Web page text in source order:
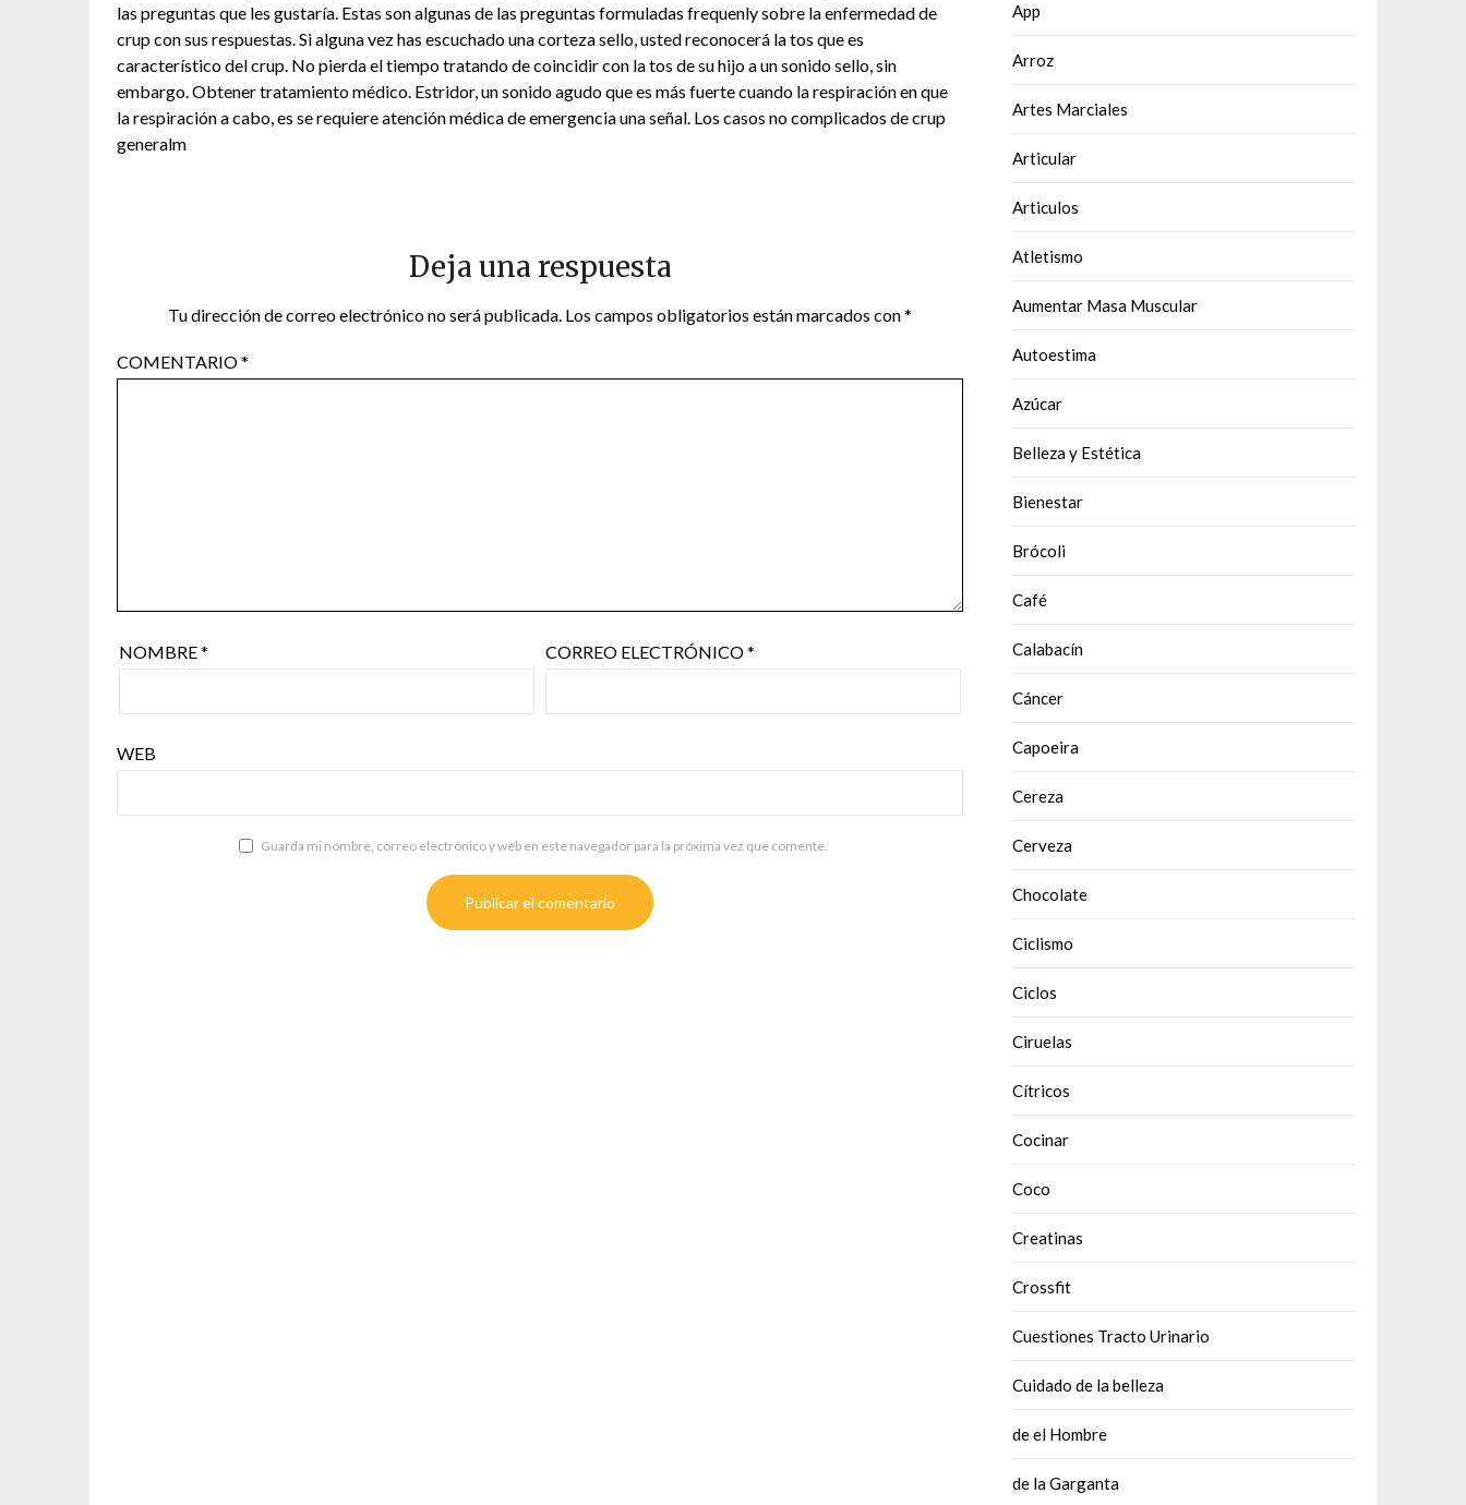
las preguntas que les gustaría. Estas son algunas de las preguntas formuladas frequenly sobre la enfermedad de
crup con sus respuestas. Si alguna vez has escuchado una corteza sello, usted reconocerá la tos que es
característico del crup. No pierda el tiempo tratando de coincidir con la tos de su hijo a un sonido sello, sin
embargo. Obtener tratamiento médico. Estridor, un sonido agudo que es más fuerte cuando la respiración en que
la respiración a cabo, es se requiere atención médica de emergencia una señal. Los casos no complicados de crup
generalm
Deja una respuesta
Tu dirección de correo electrónico no será publicada. Los campos obligatorios están marcados con*
COMENTARIO*
NOMBRE* CORREO ELECTRÓNICO*
WEB
Guarda mi nombre, correo electrónico y web en este navegador para la próxima vez que comente.
App
Arroz
Artes Marciales
Articular
Articulos
Atletismo
Aumentar Masa Muscular
Autoestima
Azúcar
Belleza y Estética
Bienestar
Brócoli
Café
Calabacín
Cáncer
Capoeira
Cereza
Cerveza
Chocolate
Ciclismo
Ciclos
Ciruelas
Cítricos
Cocinar
Coco
Creatinas
Crossfit
Cuestiones Tracto Urinario
Cuidado de la belleza
de el Hombre
de la Garganta